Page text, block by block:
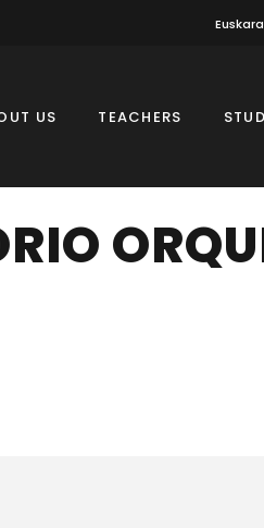
Euskara
US TEACHERS